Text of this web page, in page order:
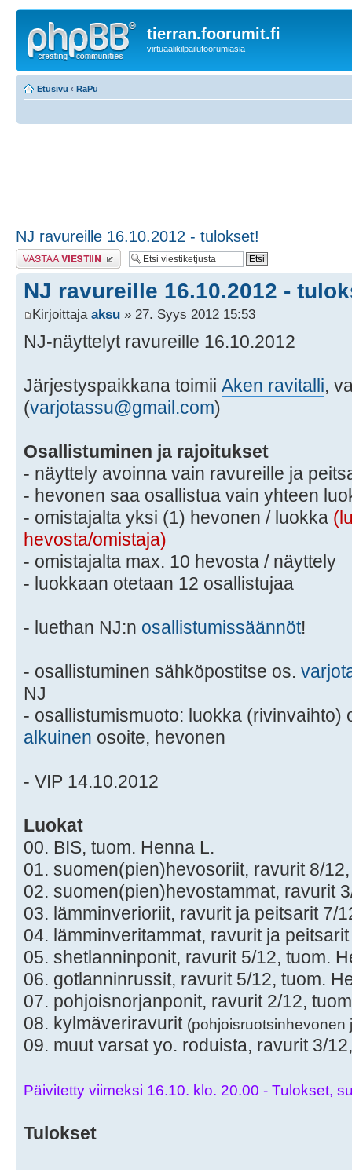
tierran.foorumit.fi
virtuaalikilpailufoorumiasia
Etusivu ‹ RaPu
NJ ravureille 16.10.2012 - tulokset!
Lähetä vastaus
NJ ravureille 16.10.2012 -
Kirjoittaja aksu » 27. Syys 2012 15:53
NJ-näyttelyt ravureille 16.10.2012
Järjestyspaikkana toimii Aken ravitalli,
(varjotassu@gmail.com)
Osallistuminen ja rajoitukset
- näyttely avoinna vain ravureille ja
- hevonen saa osallistua vain yhteen
- omistajalta yksi (1) hevonen / luokka
hevosta/omistaja)
- omistajalta max. 10 hevosta / näyttely
- luokkaan otetaan 12 osallistujaa
- luethan NJ:n osallistumissäännöt!
- osallistuminen sähköpostitse os.
NJ
- osallistumismuoto: luokka
alkuinen osoite, hevonen
- VIP 14.10.2012
Luokat
00. BIS, tuom. Henna L.
01. suomen(pien)hevosoriit, ravurit 8/
02. suomen(pien)hevostammat, ravurit
03. lämminverioriit, ravurit ja peitsarit 7/
04. lämminveritammat, ravurit ja
05. shetlanninponit, ravurit 5/12, tuom.
06. gotlanninrussit, ravurit 5/12, tuom.
07. pohjoisnorjanponit, ravurit 2/12,
08. kylmäveriravurit (pohjoisruotsinhevonen
09. muut varsat yo. roduista, ravurit 3/
Päivitetty viimeksi 16.10. klo. 20.00 - Tulokset,
Tulokset